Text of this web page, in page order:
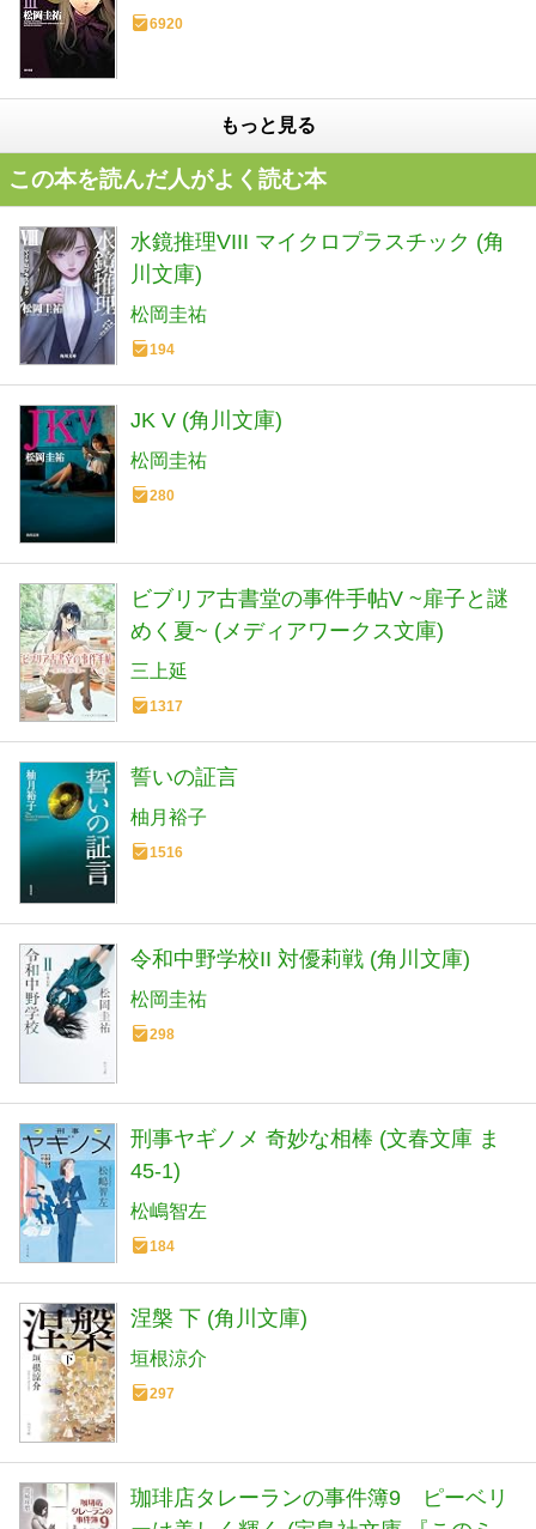
6920
もっと見る
この本を読んだ人がよく読む本
水鏡推理VIII マイクロプラスチック (角
川文庫)
松岡圭祐
194
JK V (角川文庫)
松岡圭祐
280
ビブリア古書堂の事件手帖V ~扉子と謎
めく夏~ (メディアワークス文庫)
三上延
1317
誓いの証言
柚月裕子
1516
令和中野学校II 対優莉戦 (角川文庫)
松岡圭祐
298
刑事ヤギノメ 奇妙な相棒 (文春文庫 ま
45-1)
松嶋智左
184
涅槃 下 (角川文庫)
垣根涼介
297
珈琲店タレーランの事件簿9 ピーベリ